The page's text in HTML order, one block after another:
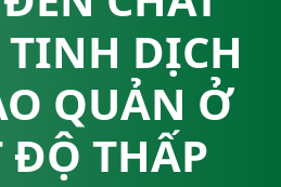
DỊCH
QUẢN Ở
ĐỘ THẤP